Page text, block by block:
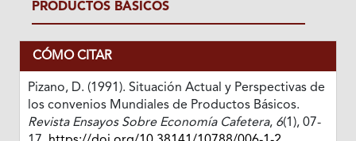
PRODUCTOS BÁSICOS
CÓMO CITAR
Pizano, D. (1991). Situación Actual y Perspectivas de
los convenios Mundiales de Productos Básicos.
Revista Ensayos Sobre Economía Cafetera, 6(1), 07-